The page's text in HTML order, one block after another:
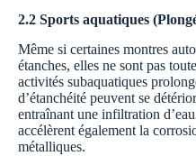
2.2 Sports aquatiques
Même si certaines montres
étanches, elles ne sont pas
activités subaquatiques
d’étanchéité peuvent se
entraînant une infiltration
accélèrent également la
métalliques.